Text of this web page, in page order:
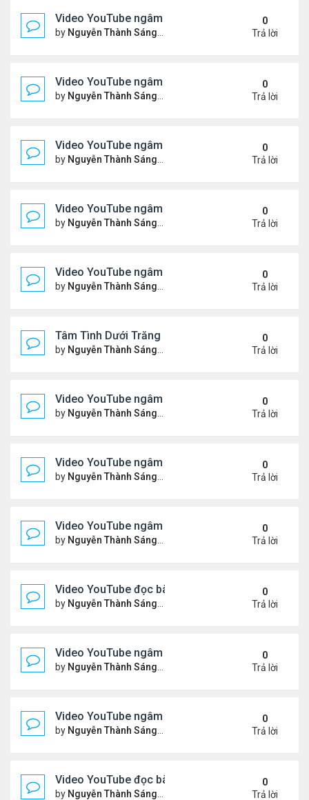
Video YouTube ngâm bài thơ nhạc lục bát "Chập
by Nguyễn Thành Sáng Thứ 5 Tháng 6 11, 2026 9:46
0
Trả lời
Video YouTube ngâm bài thơ nhạc lục bát "Chiếc
by Nguyễn Thành Sáng Chủ nhật Tháng 5 31, 2026
0
Trả lời
Video YouTube ngâm bài thơ nhạc lục bát "Thổn
by Nguyễn Thành Sáng Chủ nhật Tháng 5 24, 2026
0
Trả lời
Video YouTube ngâm bài Thơ Nhạc Lục Bát "Để
by Nguyễn Thành Sáng Thứ 7 Tháng 5 16, 2026 10:35
0
Trả lời
Video YouTube ngâm bài thơ nhạc lục bát "Em Đi
by Nguyễn Thành Sáng Thứ 5 Tháng 5 14, 2026 7:20
0
Trả lời
Tâm Tình Dưới Trăng
by Nguyễn Thành Sáng Thứ 3 Tháng 5 12, 2026 3:15
0
Trả lời
Video YouTube ngâm bài thơ nhạc lục bát "Em Có
by Nguyễn Thành Sáng Thứ 7 Tháng 5 02, 2026 10:15
0
Trả lời
Video YouTube ngâm bài thơ nhạc lục bát "Nói
by Nguyễn Thành Sáng Thứ 3 Tháng 4 21, 2026 8:37
0
Trả lời
Video YouTube ngâm bài Thơ Nhạc Lục Bát: "Thơ
by Nguyễn Thành Sáng Thứ 4 Tháng 4 08, 2026 8:22
0
Trả lời
Video YouTube đọc bài thơ "Vậy Mà Ai Nỡ"
by Nguyễn Thành Sáng Thứ 6 Tháng 4 03, 2026 7:59
0
Trả lời
Video YouTube ngâm bài Thơ Nhạc Lục Bát: Em
by Nguyễn Thành Sáng Thứ 2 Tháng 3 30, 2026 8:19
0
Trả lời
Video YouTube ngâm bài Thơ Nhạc Lục Bát: Nỗi
by Nguyễn Thành Sáng Thứ 5 Tháng 3 26, 2026 8:13
0
Trả lời
Video YouTube đọc bài thơ "Đôi Mắt Của Em"
by Nguyễn Thành Sáng Thứ 6 Tháng 3 20, 2026 8:21
0
Trả lời